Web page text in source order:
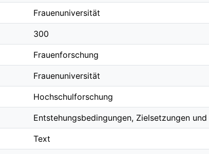
Frauenuniversität
300
Frauenforschung
Frauenuniversität
Hochschulforschung
Entstehungsbedingungen, Zielsetzungen
Text